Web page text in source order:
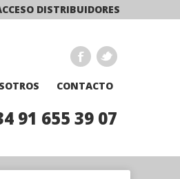
DISTRIBUIDORES
CONTACTO
91 655 39 07